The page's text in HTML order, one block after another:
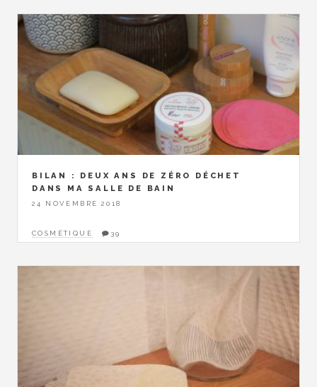
BILAN : DEUX ANS DE ZÉRO DÉCHET
DANS MA SALLE DE BAIN
24 NOVEMBRE 2018
COSMÉTIQUE 39